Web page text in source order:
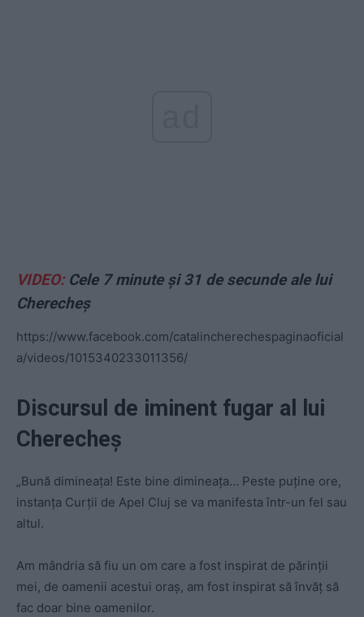
VIDEO:Cele 7 minute și 31 de secunde ale lui
Cherecheș
https://www.facebook.com/catalincherechespaginaoficial
a/videos/1015340233011356/
Discursul de iminent fugar al lui
Cherecheș
„Bună dimineața! Este bine dimineața… Peste puține ore,
instanța Curții de Apel Cluj se va manifesta într-un fel sau
altul.
Am mândria să fiu un om care a fost inspirat de părinții
mei, de oamenii acestui oraș, am fost inspirat să învăț să
fac doar bine oamenilor.